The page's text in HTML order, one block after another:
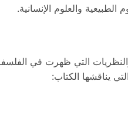
والعلوم الإنسانية.
التي ظهرت في
يناقشها الكتاب: